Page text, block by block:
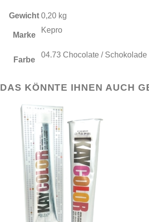
Gewicht 0,20 kg
Marke
Kepro
Farbe
04.73 Chocolate / Schokolade
DAS KÖNNTE IHNEN AUCH